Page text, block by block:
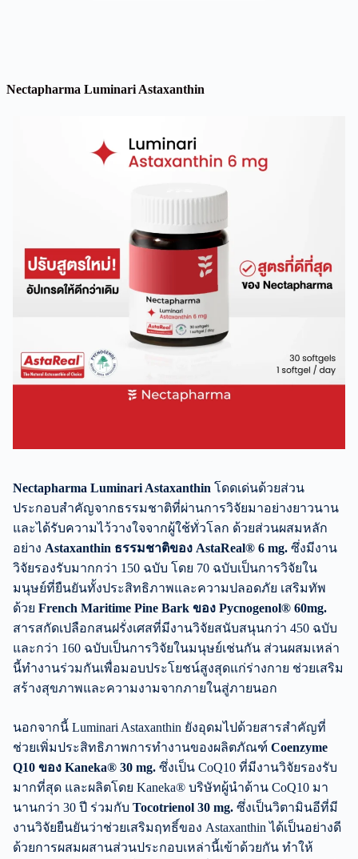
Nectapharma Luminari Astaxanthin
Nectapharma Luminari Astaxanthin โดดเด่นด้วยส่วน
ประกอบสำคัญจากธรรมชาติที่ผ่านการวิจัยมาอย่างยาวนาน
และได้รับความไว้วางใจจากผู้ใช้ทั่วโลก ด้วยส่วนผสมหลัก
อย่าง Astaxanthin ธรรมชาติของ AstaReal® 6 mg. ซึ่งมีงาน
วิจัยรองรับมากกว่า 150 ฉบับ โดย 70 ฉบับเป็นการวิจัยใน
มนุษย์ที่ยืนยันทั้งประสิทธิภาพและความปลอดภัย เสริมทัพ
ด้วย French Maritime Pine Bark ของ Pycnogenol® 60mg.
สารสกัดเปลือกสนฝรั่งเศสที่มีงานวิจัยสนับสนุนกว่า 450 ฉบับ
และกว่า 160 ฉบับเป็นการวิจัยในมนุษย์เช่นกัน ส่วนผสมเหล่า
นี้ทำงานร่วมกันเพื่อมอบประโยชน์สูงสุดแก่ร่างกาย ช่วยเสริม
สร้างสุขภาพและความงามจากภายในสู่ภายนอก
นอกจากนี้ Luminari Astaxanthin ยังอุดมไปด้วยสารสำคัญที่
ช่วยเพิ่มประสิทธิภาพการทำงานของผลิตภัณฑ์ Coenzyme
Q10 ของ Kaneka® 30 mg. ซึ่งเป็น CoQ10 ที่มีงานวิจัยรองรับ
มากที่สุด และผลิตโดย Kaneka® บริษัทผู้นำด้าน CoQ10 มา
นานกว่า 30 ปี ร่วมกับ Tocotrienol 30 mg. ซึ่งเป็นวิตามินอีที่มี
งานวิจัยยืนยันว่าช่วยเสริมฤทธิ์ของ Astaxanthin ได้เป็นอย่างดี
ด้วยการผสมผสานส่วนประกอบเหล่านี้เข้าด้วยกัน ทำให้